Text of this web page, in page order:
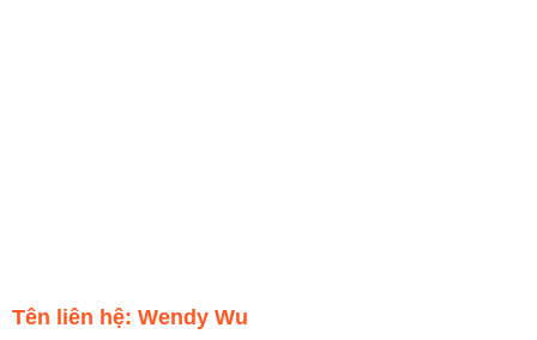
Tên liên hệ: Wendy Wu